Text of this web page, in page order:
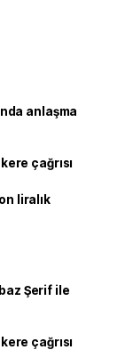
anlaşma
çağrısı
liralık
Şerif ile
çağrısı